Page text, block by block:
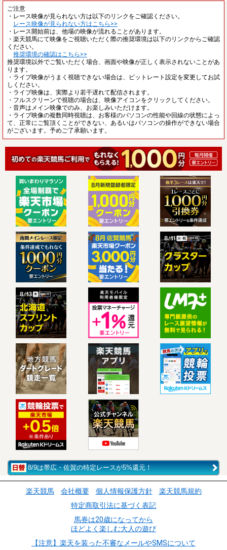
ご注意
・レース映像が見られない方は以下のリンクをご確認ください。
レース映像が見られない方はこちら>>
・レース開始前は、他場の映像が流れることがあります。
・楽天競馬にて映像をご視聴いただく際の推奨環境は以下のリンクからご確認
ください。
推奨環境の確認はこちら>>
推奨環境以外でご覧いただく場合、画面や映像が正しく表示されないことがあ
ります。
・ライブ映像がうまく視聴できない場合は、ビットレート設定を変更してお試
しください。
・ライブ映像は、実際より若干遅れて配信されます。
・フルスクリーンで視聴の場合は、映像アイコンをクリックしてください。
・音声はメイン映像でのみ、お楽しみいただけます。
・ライブ映像の複数同時視聴は、お客様のパソコンの性能や回線の状態によっ
て、正常にご覧頂くことができない、あるいはパソコンの操作ができない場合
がございます。予めご了承願います。
8/9は帯広・佐賀の特定レースが5%還元！
楽天競馬 会社概要 個人情報保護方針
楽天競馬規約
特定商取引法に基づく表記
馬券は20歳になってから
ほどよく楽しむ大人の遊び
【注意】楽天を装った不審なメールやSMSについて